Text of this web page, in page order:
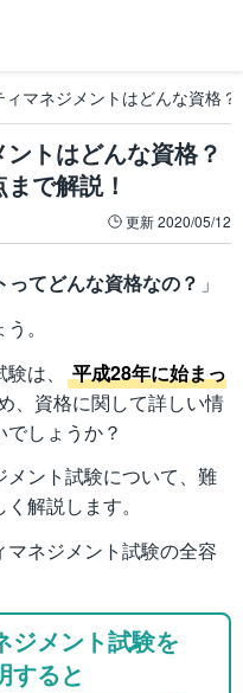
マネジメントはどんな資格
トはどんな資格？
で解説！
更新2020/05/12
てどんな資格なの？ 」
。
は、
平成28年に始まっ
、資格に関して詳しい情
しょうか？
ント試験について、難
解説します。
ネジメント試験の全容
ジメント試験を
すると